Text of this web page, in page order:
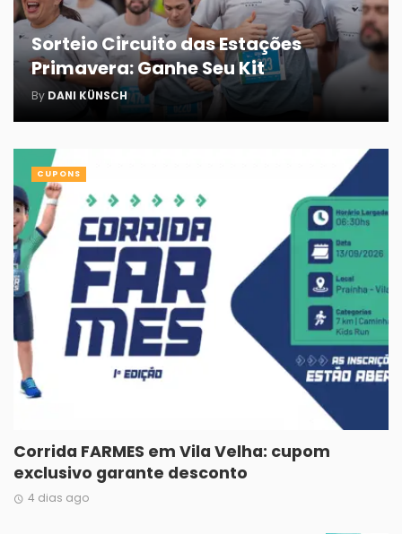
Sorteio Circuito das Estações
Primavera: Ganhe Seu Kit
By DANI KÜNSCH
Corrida FARMES em Vila Velha: cupom
exclusivo garante desconto
4 dias ago
CUPONS